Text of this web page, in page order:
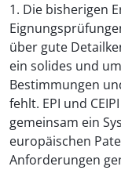
1. Die bisherigen
über gute
ein solides und
Bestimmungen
fehlt. EPI und
gemeinsam ein
europäischen
Anforderungen